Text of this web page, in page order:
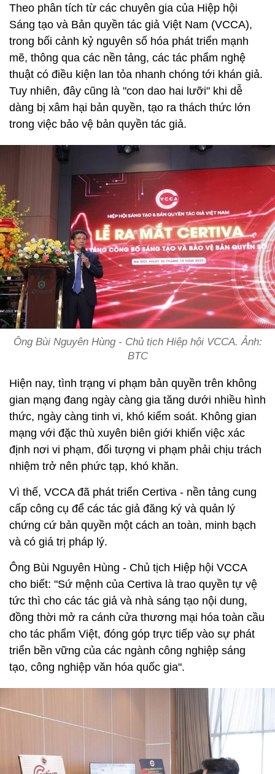
Theo phân tích từ các chuyên gia của Hiệp hội
Sáng tạo và Bản quyền tác giả Việt Nam (VCCA),
trong bối cảnh kỷ nguyên số hóa phát triển mạnh
mẽ, thông qua các nền tảng, các tác phẩm nghệ
thuật có điều kiện lan tỏa nhanh chóng tới khán giả.
Tuy nhiên, đây cũng là "con dao hai lưỡi" khi dễ
dàng bị xâm hại bản quyền, tạo ra thách thức lớn
trong việc bảo vệ bản quyền tác giả.
Ông Bùi Nguyên Hùng - Chủ tịch Hiệp hội VCCA. Ảnh:
BTC
Hiện nay, tình trạng vi phạm bản quyền trên không
gian mạng đang ngày càng gia tăng dưới nhiều hình
thức, ngày càng tinh vi, khó kiểm soát. Không gian
mạng với đặc thù xuyên biên giới khiến việc xác
định nơi vi phạm, đối tượng vi phạm phải chịu trách
nhiệm trở nên phức tạp, khó khăn.
Vì thế, VCCA đã phát triển Certiva - nền tảng cung
cấp công cụ để các tác giả đăng ký và quản lý
chứng cứ bản quyền một cách an toàn, minh bạch
và có giá trị pháp lý.
Ông Bùi Nguyên Hùng - Chủ tịch Hiệp hội VCCA
cho biết: "Sứ mệnh của Certiva là trao quyền tự vệ
tức thì cho các tác giả và nhà sáng tạo nội dung,
đồng thời mở ra cánh cửa thương mại hóa toàn cầu
cho tác phẩm Việt, đóng góp trực tiếp vào sự phát
triển bền vững của các ngành công nghiệp sáng
tạo, công nghiệp văn hóa quốc gia".